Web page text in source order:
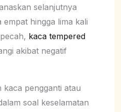
selanjutnya
hingga lima kali
kaca tempered
akibat negatif
kaca pengganti atau
soal keselamatan